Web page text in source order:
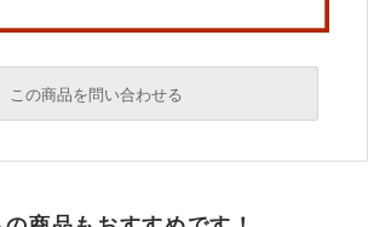
この商品を問い合わせる
必須